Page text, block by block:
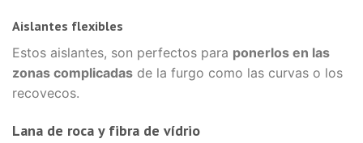
Aislantes flexibles
Estos aislantes, son perfectos para ponerlos en las
zonas complicadas de la furgo como las curvas o los
recovecos.
Lana de roca y fibra de vídrio